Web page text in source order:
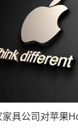
具公司对苹果